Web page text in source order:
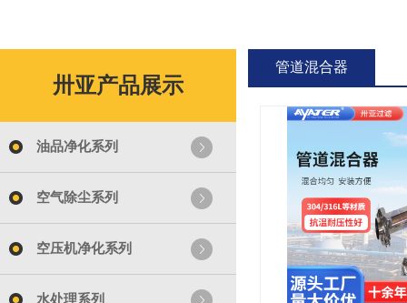
卅亚产品展示
油品净化系列
空气除尘系列
空压机净化系列
水处理系列
管道混合器